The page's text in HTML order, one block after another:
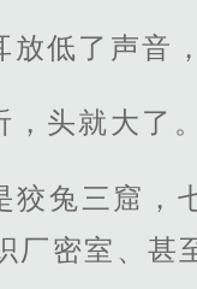
放低了声音
头就大了。
狡兔三窟，
厂密室、